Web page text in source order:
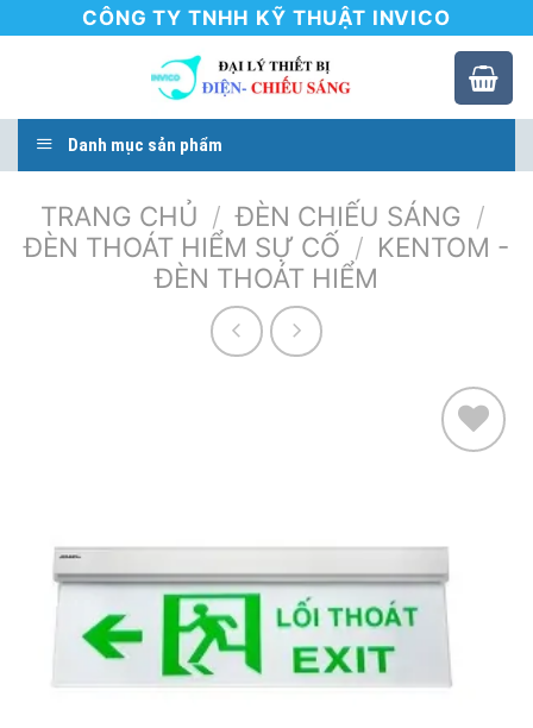
CÔNG TY TNHH KỸ THUẬT INVICO
Danh mục sản phẩm
TRANG CHỦ / ĐÈN CHIẾU SÁNG /
ĐÈN THOÁT HIỂM SỰ CỐ / KENTOM -
ĐÈN THOÁT HIỂM
wishlist